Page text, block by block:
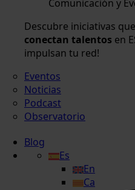
Comunicación y
Descubre iniciativas que
conectan talentos en
impulsan tu red!
Eventos
Noticias
Podcast
Observatorio
Blog
Es
En
Ca